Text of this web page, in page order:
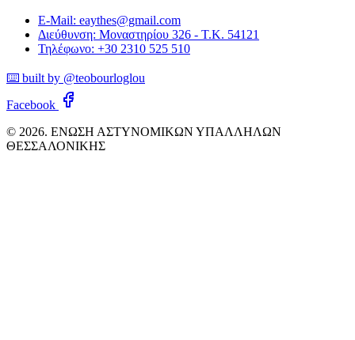
E-Mail: eaythes@gmail.com
Διεύθυνση: Μοναστηρίου 326 - Τ.Κ. 54121
Τηλέφωνο: +30 2310 525 510
⌨️ built by @teobourloglou
Facebook
© 2026. ΕΝΩΣΗ ΑΣΤΥΝΟΜΙΚΩΝ ΥΠΑΛΛΗΛΩΝ
ΘΕΣΣΑΛΟΝΙΚΗΣ